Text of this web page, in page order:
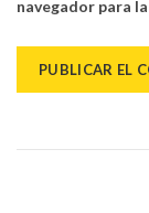
navegador para